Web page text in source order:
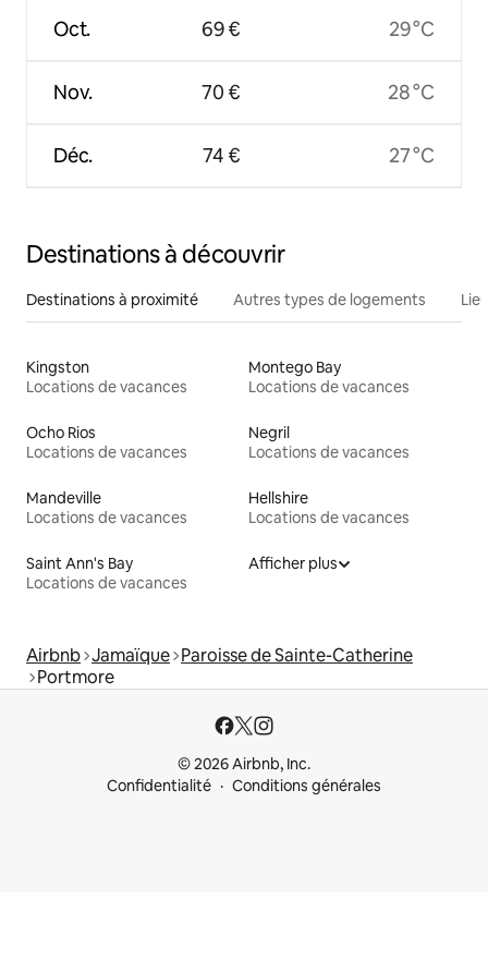
Oct.
Nov.
Déc.
69 €
70 €
74 €
29 °C
28 °C
27 °C
Destinations à découvrir
Destinations à proximité Autres types de logements
Kingston
Locations de vacances
Montego Bay
Locations de vacances
Ocho Rios
Locations de vacances
Negril
Locations de vacances
Mandeville
Locations de vacances
Hellshire
Locations de vacances
Saint Ann's Bay
Locations de vacances
Afficher plus
Airbnb Jamaïque Paroisse de Sainte-Catherine
Portmore
© 2026 Airbnb, Inc.
Confidentialité
Conditions générales